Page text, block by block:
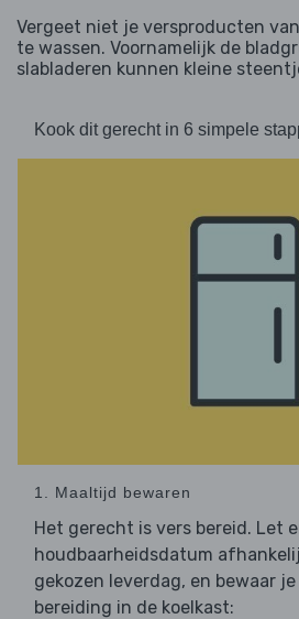
Vergeet niet je versproducten
te wassen. Voornamelijk de
slabladeren kunnen kleine
Kook dit gerecht in 6 simpele
1. Maaltijd bewaren
Het gerecht is vers bereid. Let
houdbaarheidsdatum
gekozen leverdag, en bewaar
bereiding in de koelkast: